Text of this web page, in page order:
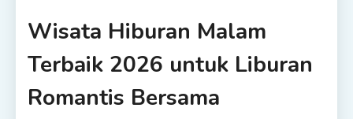
Wisata Hiburan Malam
Terbaik 2026 untuk Liburan
Romantis Bersama